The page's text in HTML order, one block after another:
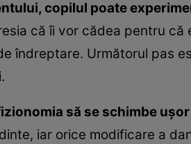
copilul poate
că îi vor cădea pentru
îndreptare. Următorul pas
să se schimbe
iar orice modificare a